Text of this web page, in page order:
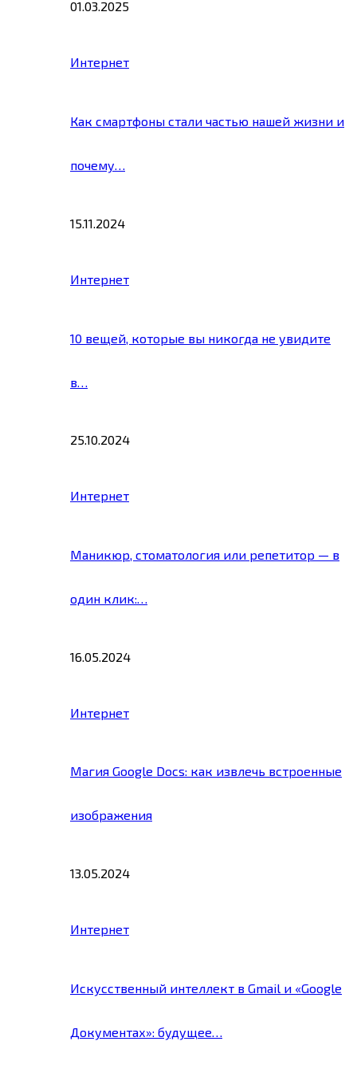
01.03.2025
Интернет
Как смартфоны стали частью нашей жизни и
почему…
15.11.2024
Интернет
10 вещей, которые вы никогда не увидите
в…
25.10.2024
Интернет
Маникюр, стоматология или репетитор — в
один клик:…
16.05.2024
Интернет
Магия Google Docs: как извлечь встроенные
изображения
13.05.2024
Интернет
Искусственный интеллект в Gmail и «Google
Документах»: будущее…